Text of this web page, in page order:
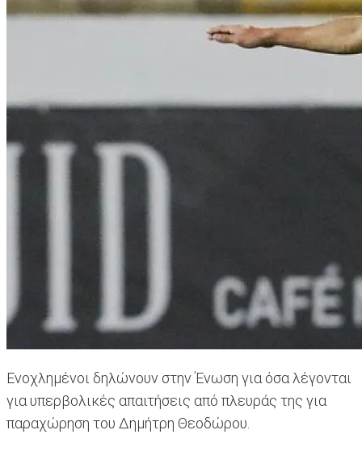
Ενοχλημένοι δηλώνουν στην Ένωση για όσα λέγονται
για υπερβολικές απαιτήσεις από πλευράς της για
παραχώρηση του Δημήτρη Θεοδώρου.